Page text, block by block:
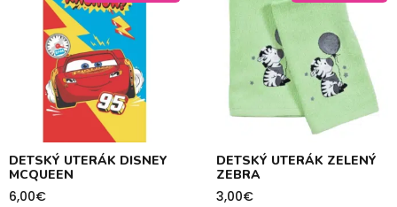
DETSKÝ UTERÁK DISNEY
MCQUEEN
6,00€
DETSKÝ UTERÁK ZELENÝ
ZEBRA
3,00€